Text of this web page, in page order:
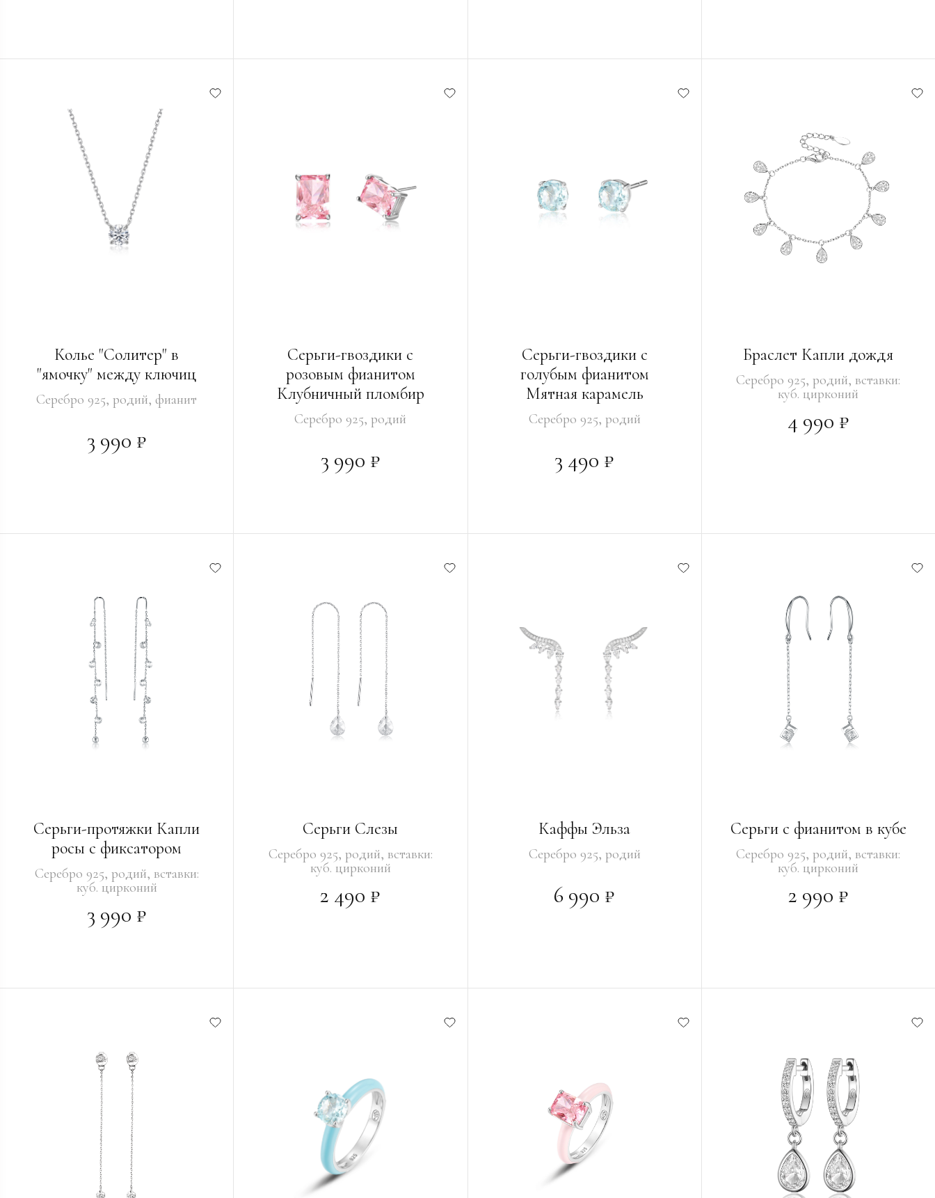
Колье "Солитер" в
"ямочку" между ключиц
Серебро 925, родий, фианит
3 990 ₽
Серьги-гвоздики с
розовым фианитом
Клубничный пломбир
Серебро 925, родий
3 990 ₽
Серьги-гвоздики с
голубым фианитом
Мятная карамель
Серебро 925, родий
3 490 ₽
Браслет Капли дождя
Серебро 925, родий, вставки:
куб. цирконий
4 990 ₽
Серьги-протяжки Капли
росы с фиксатором
Серебро 925, родий, вставки:
куб. цирконий
3 990 ₽
Серьги Слезы
Серебро 925, родий, вставки:
куб. цирконий
2 490 ₽
Каффы Эльза
Серебро 925, родий
6 990 ₽
Серьги с фианитом в кубе
Серебро 925, родий, вставки:
куб. цирконий
2 990 ₽